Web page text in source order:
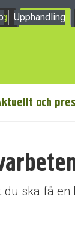
Om oss
och
Upphandling
ska få